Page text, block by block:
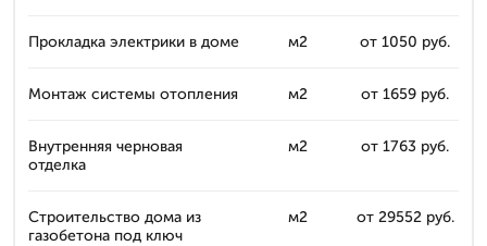
Прокладка электрики в доме м2 от 1050 руб.
Монтаж системы отопления м2 от 1659 руб.
Внутренняя черновая
отделка
м2 от 1763 руб.
Строительство дома из
газобетона под ключ
м2 от 29552 руб.